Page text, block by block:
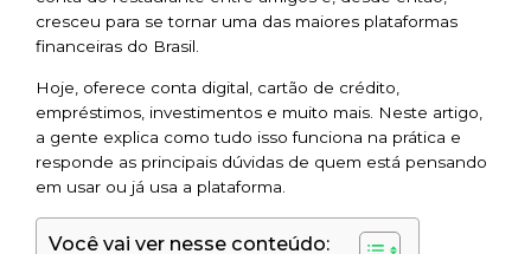
cresceu para se tornar uma das maiores plataformas
financeiras do Brasil.
Hoje, oferece conta digital, cartão de crédito,
empréstimos, investimentos e muito mais. Neste artigo,
a gente explica como tudo isso funciona na prática e
responde as principais dúvidas de quem está pensando
em usar ou já usa a plataforma.
Você vai ver nesse conteúdo: